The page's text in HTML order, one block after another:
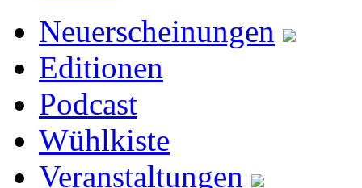
Neuerscheinungen
Editionen
Podcast
Wühlkiste
Veranstaltungen